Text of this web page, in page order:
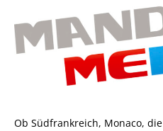
Ob Südfrankreich, Monaco,